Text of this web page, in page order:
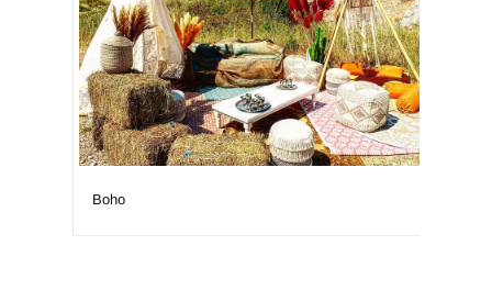
Boho